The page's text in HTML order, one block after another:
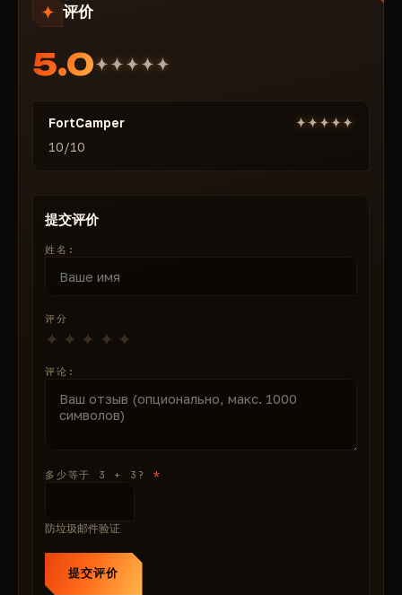
评价
5.0
FortCamper
10/10
提交评价
姓名:
评分
评论:
多少等于 3 + 3?*
防垃圾邮件验证
提交评价